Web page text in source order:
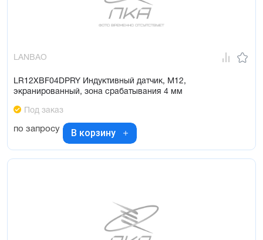
LANBAO
LR12XBF04DPRY Индуктивный датчик, M12,
экранированный, зона срабатывания 4 мм
Под заказ
по запросу В корзину